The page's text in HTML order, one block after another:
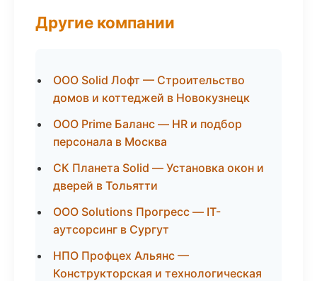
Другие компании
ООО Solid Лофт — Строительство
домов и коттеджей в Новокузнецк
ООО Prime Баланс — HR и подбор
персонала в Москва
СК Планета Solid — Установка окон и
дверей в Тольятти
ООО Solutions Прогресс — IT-
аутсорсинг в Сургут
НПО Профцех Альянс —
Конструкторская и технологическая